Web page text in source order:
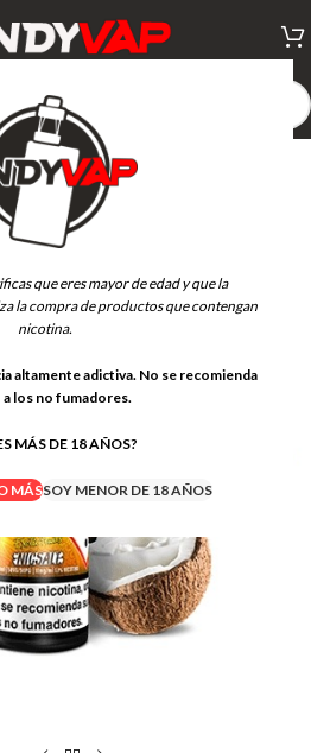
que eres mayor de edad y que la
la compra de productos que contengan
nicotina.
altamente adictiva. No se recomienda
a los no fumadores.
MÁS DE 18 AÑOS?
MÁSSOY MENOR DE 18 AÑOS